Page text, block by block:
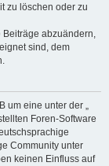
zu löschen oder zu
abzuändern,
sind, dem
um eine unter der „
Foren-Software
Community unter
keinen Einfluss auf